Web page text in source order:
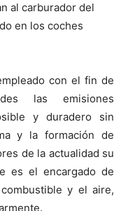
al carburador del
en los coches
con el fin de
las emisiones
y duradero sin
y la formación de
de la actualidad su
es el encargado de
y el aire,